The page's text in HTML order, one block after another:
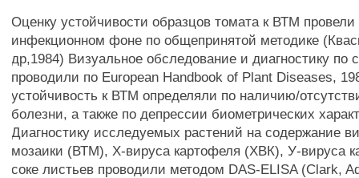
Оценку устойчивости образцов томата к ВТМ провели
инфекционном фоне по общепринятой методике
др,1984) Визуальное обследование и диагностику по
проводили по European Handbook of Plant Diseases,
устойчивость к ВТМ определяли по наличию/
болезни, а также по депрессии биометрических
Диагностику исследуемых растений на содержание
мозаики (ВТМ), X-вируса картофеля (ХВК), У-вируса
соке листьев проводили методом DAS-ELISA (Clark,